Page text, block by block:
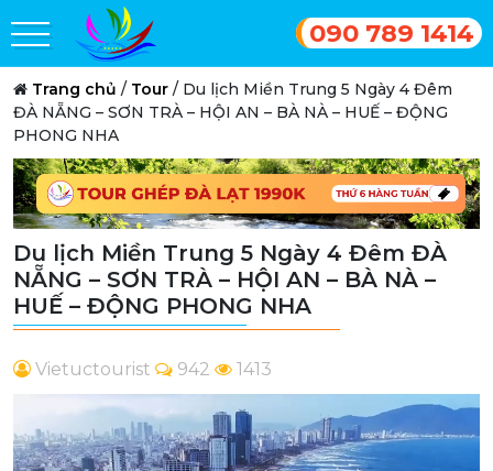
090 789 1414
Trang chủ / Tour / Du lịch Miền Trung 5 Ngày 4 Đêm
ĐÀ NẴNG – SƠN TRÀ – HỘI AN – BÀ NÀ – HUẾ – ĐỘNG
PHONG NHA
Du lịch Miền Trung 5 Ngày 4 Đêm ĐÀ
NẴNG – SƠN TRÀ – HỘI AN – BÀ NÀ –
HUẾ – ĐỘNG PHONG NHA
Vietuctourist 942 1413